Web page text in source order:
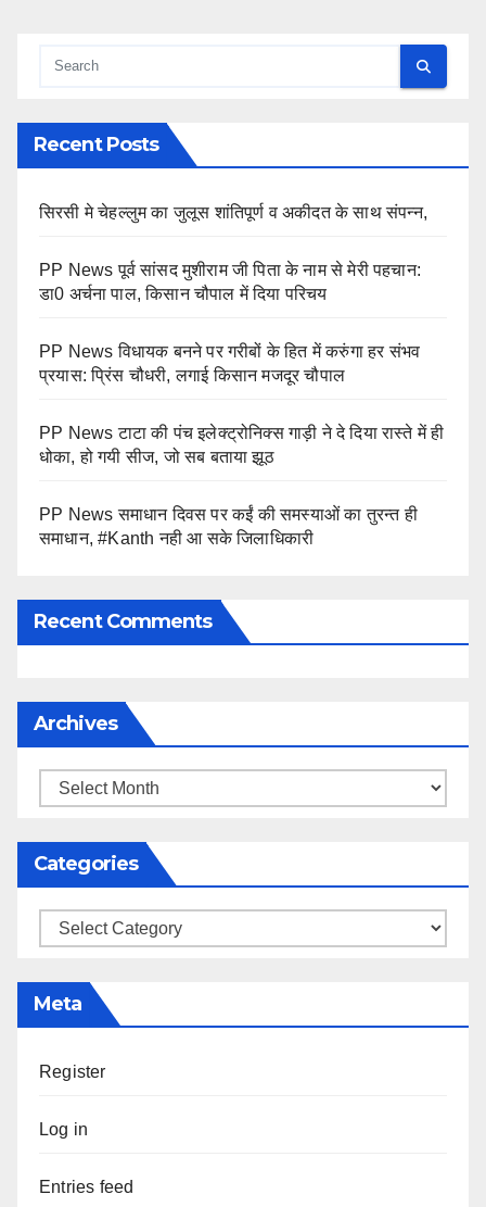
Recent Posts
सिरसी मे चेहल्लुम का जुलूस शांतिपूर्ण व अकीदत के साथ संपन्न,
PP News पूर्व सांसद मुशीराम जी पिता के नाम से मेरी पहचान:
डा0 अर्चना पाल, किसान चौपाल में दिया परिचय
PP News विधायक बनने पर गरीबों के हित में करुंगा हर संभव
प्रयास: प्रिंस चौधरी, लगाई किसान मजदूर चौपाल
PP News टाटा की पंच इलेक्ट्रोनिक्स गाड़ी ने दे दिया रास्ते में ही
धोका, हो गयी सीज, जो सब बताया झूठ
PP News समाधान दिवस पर कईं की समस्याओं का तुरन्त ही
समाधान, #Kanth नही आ सके जिलाधिकारी
Recent Comments
Archives
Archives
Categories
Categories
Meta
Register
Log in
Entries feed